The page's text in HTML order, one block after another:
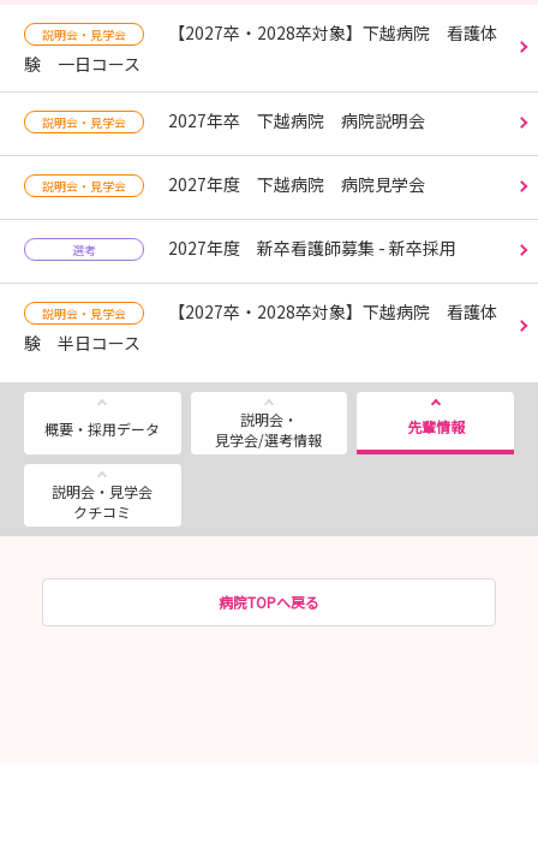
説明会・見学会
【2027卒・2028卒対象】下越病院 看護体
験 一日コース
説明会・見学会 2027年卒 下越病院 病院説明会
説明会・見学会 2027年度 下越病院 病院見学会
選考 2027年度 新卒看護師募集 - 新卒採用
説明会・見学会
【2027卒・2028卒対象】下越病院 看護体
験 半日コース
概要・採用データ
説明会・
見学会/選考情報
先輩情報
説明会・見学会
クチコミ
病院TOPへ戻る